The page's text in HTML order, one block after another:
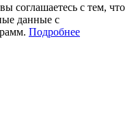
соглашаетесь с тем, что
данные с
Подробнее